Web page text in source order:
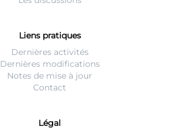
Liens pratiques
Dernières activités
Dernières modifications
Notes de mise à jour
Contact
Légal